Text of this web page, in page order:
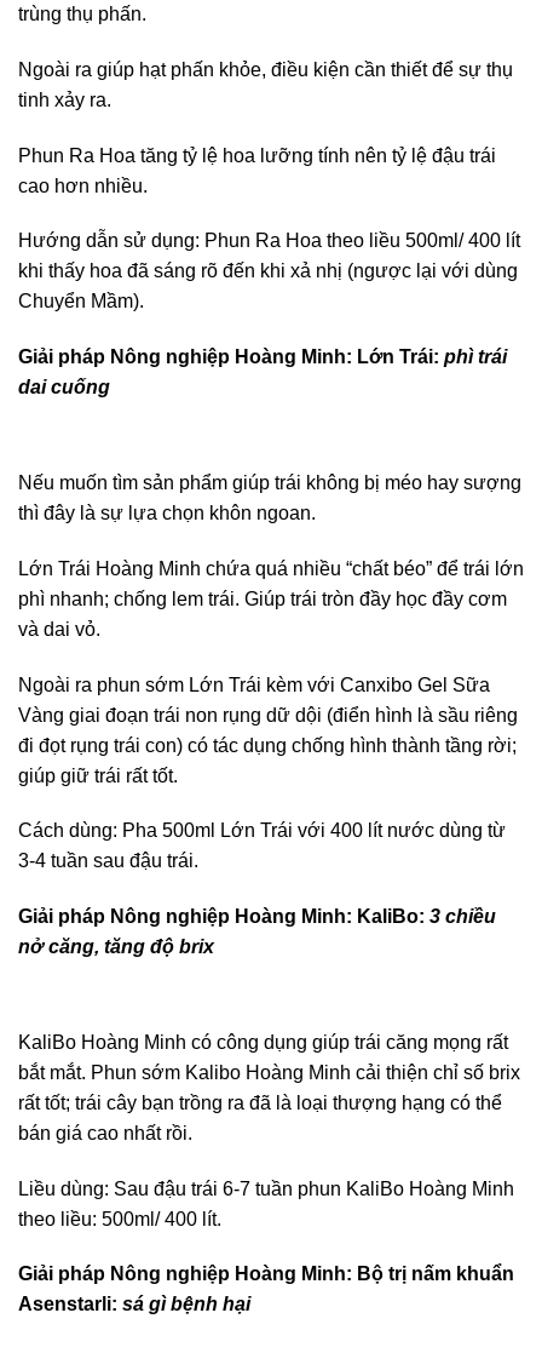
trùng thụ phấn.
Ngoài ra giúp hạt phấn khỏe, điều kiện cần thiết để sự thụ
tinh xảy ra.
Phun Ra Hoa tăng tỷ lệ hoa lưỡng tính nên tỷ lệ đậu trái
cao hơn nhiều.
Hướng dẫn sử dụng: Phun Ra Hoa theo liều 500ml/ 400 lít
khi thấy hoa đã sáng rõ đến khi xả nhị (ngược lại với dùng
Chuyển Mầm).
Giải pháp Nông nghiệp Hoàng Minh: Lớn Trái: phì trái
dai cuống
Nếu muốn tìm sản phẩm giúp trái không bị méo hay sượng
thì đây là sự lựa chọn khôn ngoan.
Lớn Trái Hoàng Minh chứa quá nhiều “chất béo” để trái lớn
phì nhanh; chống lem trái. Giúp trái tròn đầy học đầy cơm
và dai vỏ.
Ngoài ra phun sớm Lớn Trái kèm với Canxibo Gel Sữa
Vàng giai đoạn trái non rụng dữ dội (điển hình là sầu riêng
đi đọt rụng trái con) có tác dụng chống hình thành tầng rời;
giúp giữ trái rất tốt.
Cách dùng: Pha 500ml Lớn Trái với 400 lít nước dùng từ
3-4 tuần sau đậu trái.
Giải pháp Nông nghiệp Hoàng Minh: KaliBo: 3 chiều
nở căng, tăng độ brix
KaliBo Hoàng Minh có công dụng giúp trái căng mọng rất
bắt mắt. Phun sớm Kalibo Hoàng Minh cải thiện chỉ số brix
rất tốt; trái cây bạn trồng ra đã là loại thượng hạng có thể
bán giá cao nhất rồi.
Liều dùng: Sau đậu trái 6-7 tuần phun KaliBo Hoàng Minh
theo liều: 500ml/ 400 lít.
Giải pháp Nông nghiệp Hoàng Minh: Bộ trị nấm khuẩn
Asenstarli: sá gì bệnh hại